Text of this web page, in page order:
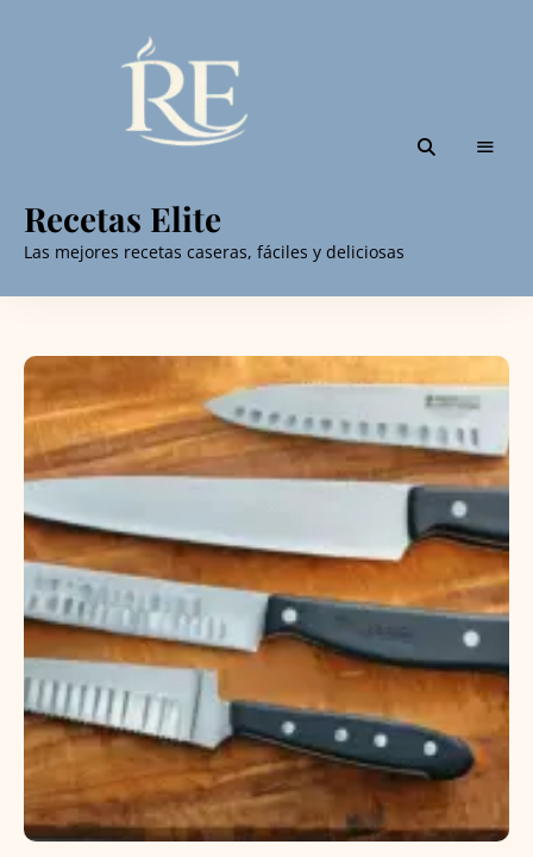
Recetas Elite
Las mejores recetas caseras, fáciles y deliciosas